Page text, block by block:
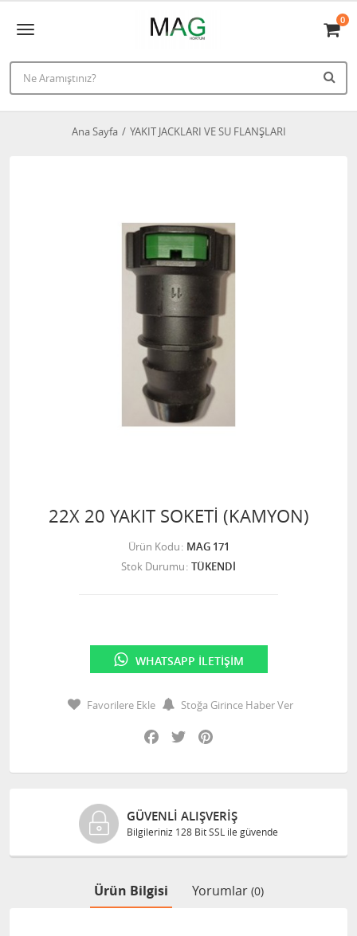
0
Ana Sayfa YAKIT JACKLARI VE SU FLANŞLARI
22X 20 YAKIT SOKETİ (KAMYON)
Ürün Kodu MAG 171
Stok Durumu TÜKENDİ
WHATSAPP İLETIŞIM
Favorilere Ekle
Stoğa Girince Haber Ver
Facebook
Twitter
GÜVENLI ALIŞVERIŞ
Bilgileriniz 128 Bit SSL ile güvende
Ürün Bilgisi Yorumlar (0)